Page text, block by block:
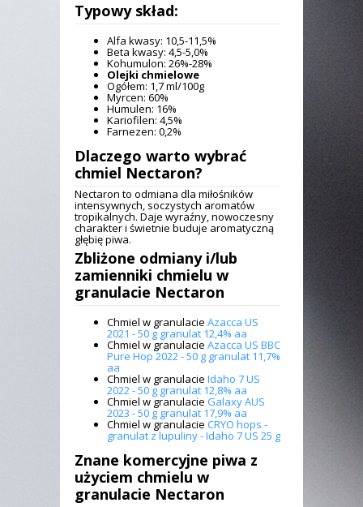
Typowy skład:
Alfa kwasy: 10,5-11,5%
Beta kwasy: 4,5-5,0%
Kohumulon: 26%-28%
Olejki chmielowe
Ogółem: 1,7 ml/100g
Myrcen: 60%
Humulen: 16%
Kariofilen: 4,5%
Farnezen: 0,2%
Dlaczego warto wybrać
chmiel Nectaron?
Nectaron to odmiana dla miłośników
intensywnych, soczystych aromatów
tropikalnych. Daje wyraźny, nowoczesny
charakter i świetnie buduje aromatyczną
głębię piwa.
Zbliżone odmiany i/lub
zamienniki chmielu w
granulacie Nectaron
Chmiel w granulacie Azacca US
2021 - 50 g granulat 12,4% aa
Chmiel w granulacie Azacca US BBC
Pure Hop 2022 - 50 g granulat 11,7%
aa
Chmiel w granulacie Idaho 7 US
2022 - 50 g granulat 12,8% aa
Chmiel w granulacie Galaxy AUS
2023 - 50 g granulat 17,9% aa
Chmiel w granulacie CRYO hops -
granulat z lupuliny - Idaho 7 US 25 g
Znane komercyjne piwa z
użyciem chmielu w
granulacie Nectaron